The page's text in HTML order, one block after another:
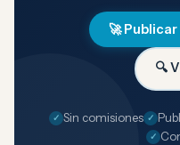
🚀
🔍
Sin comisiones